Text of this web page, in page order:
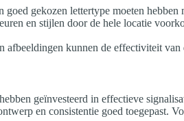
goed gekozen lettertype moeten
en stijlen door de hele locatie
afbeeldingen kunnen de effectiviteit
geïnvesteerd in effectieve
en consistentie goed toegepast.